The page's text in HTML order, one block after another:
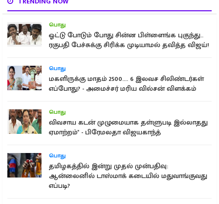
பொது
ஓட்டு போடும் போது சின்ன பிள்ளைங்க புகுந்து..
ரகுபதி பேச்சுக்கு சிரிக்க முடியாமல் தவித்த விஜய்!
பொது
மகளிருக்கு மாதம் 2500.... 6 இலவச சிலிண்டர்கள்
எப்போது? - அமைச்சர் மரிய வில்சன் விளக்கம்
பொது
விவசாய கடன் முழுமையாக தள்ளுபடி இல்லாதது
ஏமாற்றம்" - பிரேமலதா விஜயகாந்த்
பொது
தமிழகத்தில் இன்று முதல் முன்பதிவு:
ஆன்லைனில் டாஸ்மாக் கடையில் மதுவாங்குவது
எப்படி?